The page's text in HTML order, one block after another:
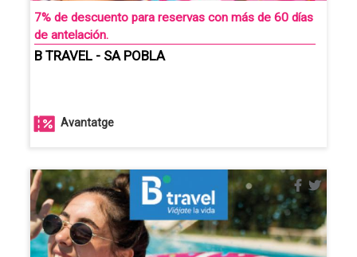
7% de descuento para reservas con más de 60 días
de antelación.
B TRAVEL - SA POBLA
Avantatge